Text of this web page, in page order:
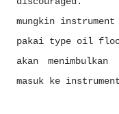
mungkin
pakai type oil
akan
masuk ke